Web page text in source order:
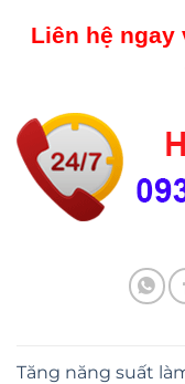
Liên hệ
Tăng năng suất